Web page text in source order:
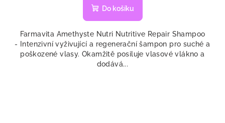
Do košíku
Farmavita Amethyste Nutri Nutritive Repair Shampoo
- Intenzivní vyživující a regenerační šampon pro suché a
poškozené vlasy. Okamžitě posiluje vlasové vlákno a
dodává...